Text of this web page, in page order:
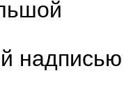
надписью